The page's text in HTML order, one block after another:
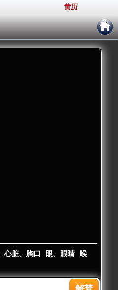
黄历
心脏、胸口 眼、眼睛
喉